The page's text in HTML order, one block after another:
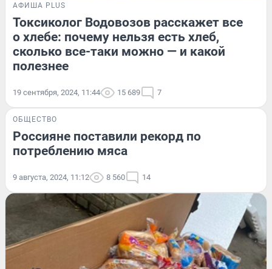
АФИША PLUS
Токсиколог Водовозов расскажет все
о хлебе: почему нельзя есть хлеб,
сколько все-таки можно — и какой
полезнее
19 сентября, 2024, 11:44 15 689 7
ОБЩЕСТВО
Россияне поставили рекорд по
потреблению мяса
9 августа, 2024, 11:12 8 560 14